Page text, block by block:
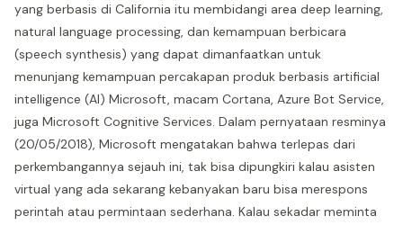
yang berbasis di California itu membidangi area deep learning,
natural language processing, dan kemampuan berbicara
(speech synthesis) yang dapat dimanfaatkan untuk
menunjang kemampuan percakapan produk berbasis artificial
intelligence (AI) Microsoft, macam Cortana, Azure Bot Service,
juga Microsoft Cognitive Services. Dalam pernyataan resminya
(20/05/2018), Microsoft mengatakan bahwa terlepas dari
perkembangannya sejauh ini, tak bisa dipungkiri kalau asisten
virtual yang ada sekarang kebanyakan baru bisa merespons
perintah atau permintaan sederhana. Kalau sekadar meminta